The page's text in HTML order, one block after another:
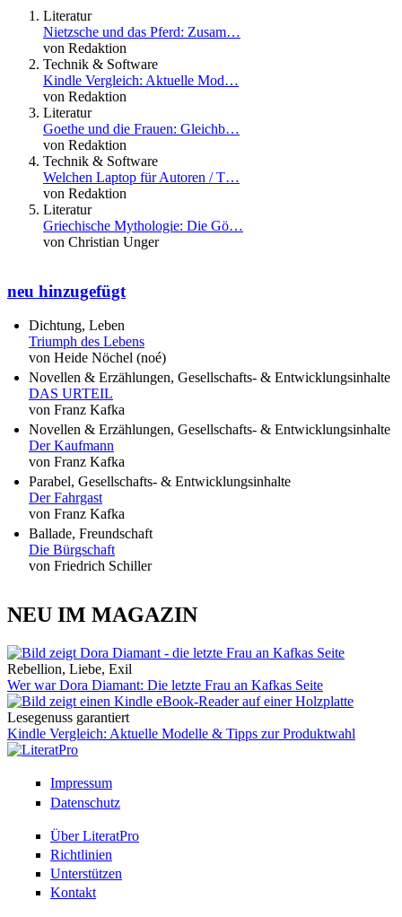
Literatur
Nietzsche und das Pferd: Zusam…
von Redaktion
Technik & Software
Kindle Vergleich: Aktuelle Mod…
von Redaktion
Literatur
Goethe und die Frauen: Gleichb…
von Redaktion
Technik & Software
Welchen Laptop für Autoren / T…
von Redaktion
Literatur
Griechische Mythologie: Die Gö…
von Christian Unger
neu hinzugefügt
Dichtung, Leben
Triumph des Lebens
von Heide Nöchel (noé)
Novellen & Erzählungen, Gesellschafts- & Entwicklungsinhalte
DAS URTEIL
von Franz Kafka
Novellen & Erzählungen, Gesellschafts- & Entwicklungsinhalte
Der Kaufmann
von Franz Kafka
Parabel, Gesellschafts- & Entwicklungsinhalte
Der Fahrgast
von Franz Kafka
Ballade, Freundschaft
Die Bürgschaft
von Friedrich Schiller
NEU IM MAGAZIN
Rebellion, Liebe, Exil
Wer war Dora Diamant: Die letzte Frau an Kafkas Seite
Lesegenuss garantiert
Kindle Vergleich: Aktuelle Modelle & Tipps zur Produktwahl
Impressum
Datenschutz
Über LiteratPro
Richtlinien
Unterstützen
Kontakt